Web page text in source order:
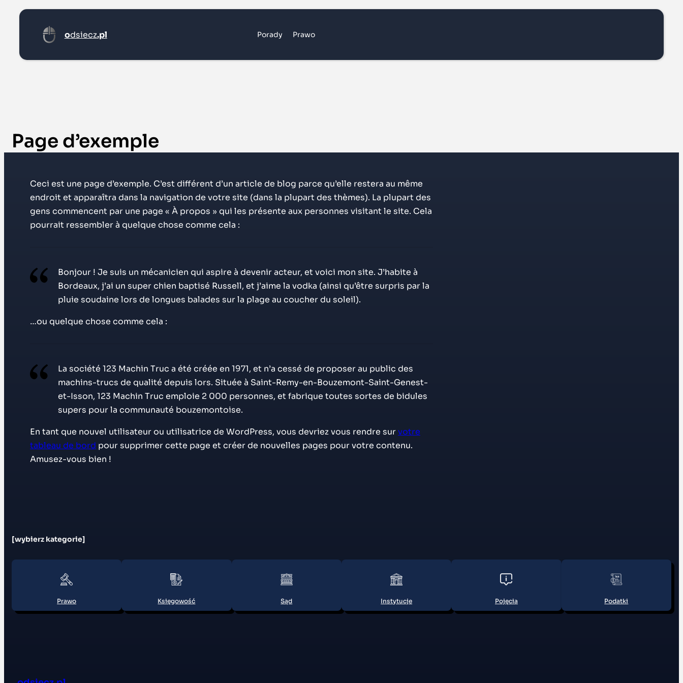
odsiecz.pl Porady Prawo
Page d’exemple
Ceci est une page d’exemple. C’est différent d’un article de blog parce qu’elle restera au même
endroit et apparaîtra dans la navigation de votre site (dans la plupart des thèmes). La plupart des
gens commencent par une page « À propos » qui les présente aux personnes visitant le site. Cela
pourrait ressembler à quelque chose comme cela :
Bonjour ! Je suis un mécanicien qui aspire à devenir acteur, et voici mon site. J’habite à
Bordeaux, j’ai un super chien baptisé Russell, et j’aime la vodka (ainsi qu’être surpris par la
pluie soudaine lors de longues balades sur la plage au coucher du soleil).
…ou quelque chose comme cela :
La société 123 Machin Truc a été créée en 1971, et n’a cessé de proposer au public des
machins-trucs de qualité depuis lors. Située à Saint-Remy-en-Bouzemont-Saint-Genest-
et-Isson, 123 Machin Truc emploie 2 000 personnes, et fabrique toutes sortes de bidules
supers pour la communauté bouzemontoise.
En tant que nouvel utilisateur ou utilisatrice de WordPress, vous devriez vous rendre survotre
tableau de bord pour supprimer cette page et créer de nouvelles pages pour votre contenu.
Amusez-vous bien !
[wybierz kategorie]
Prawo Księgowość Sąd Instytucje Pojęcia Podatki